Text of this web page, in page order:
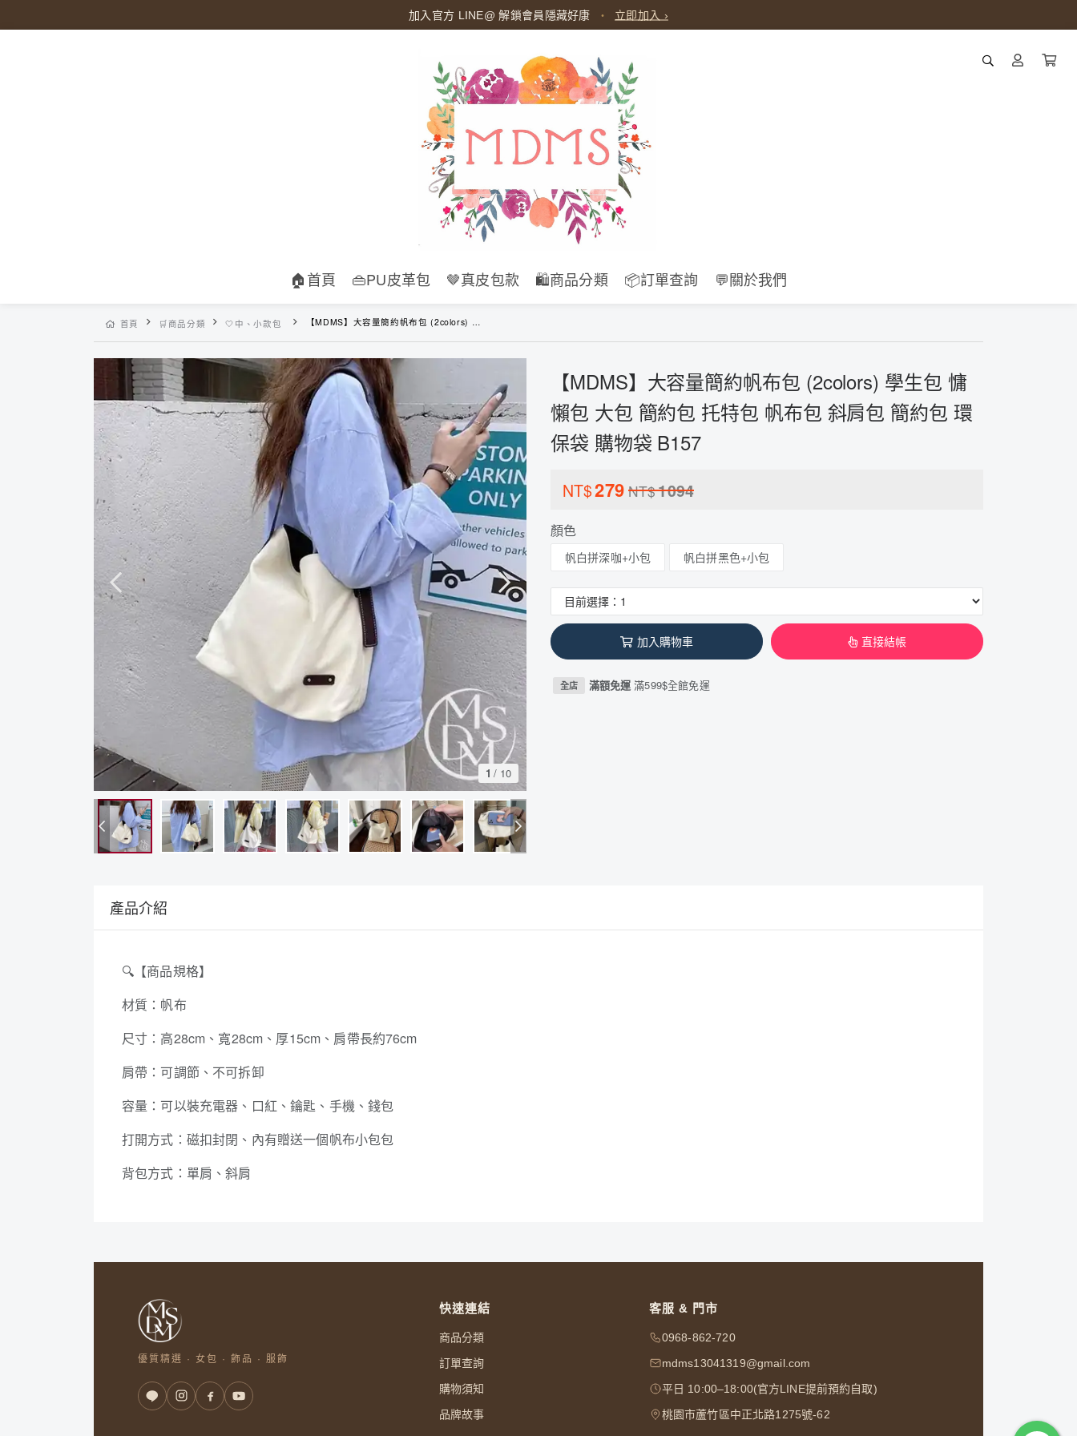
加入官方 LINE@ 解鎖會員隱藏好康 ・ 立即加入 ›
🏠首頁 👜PU皮革包 🤎真皮包款 🛍️商品分類 📦訂單查詢 💬關於我們
首頁 🛒商品分類 🤍中、小款包 【MDMS】大容量簡約帆布包 (2colors) 學生包 慵懶包 大包 簡約包 托特包 帆布包 斜肩包 簡約包 環保袋 購物袋 B157
1 / 10
【MDMS】大容量簡約帆布包 (2colors) 學生包 慵
懶包 大包 簡約包 托特包 帆布包 斜肩包 簡約包 環
保袋 購物袋 B157
NT$279 NT$1094
顏色
帆白拼深咖+小包 帆白拼黑色+小包
加入購物車 直接結帳
全店 滿額免運滿599$全館免運
產品介紹
🔍 【商品規格】
材質：帆布
尺寸：高28cm、寬28cm、厚15cm、肩帶長約76cm
肩帶：可調節、不可拆卸
容量：可以裝充電器、口紅、鑰匙、手機、錢包
打開方式：磁扣封閉、內有贈送一個帆布小包包
背包方式：單肩、斜肩
優質精選 · 女包 · 飾品 · 服飾
快速連結
商品分類
訂單查詢
購物須知
品牌故事
客服 & 門市
0968-862-720
mdms13041319@gmail.com
平日 10:00–18:00(官方LINE提前預約自取)
桃園市蘆竹區中正北路1275號-62